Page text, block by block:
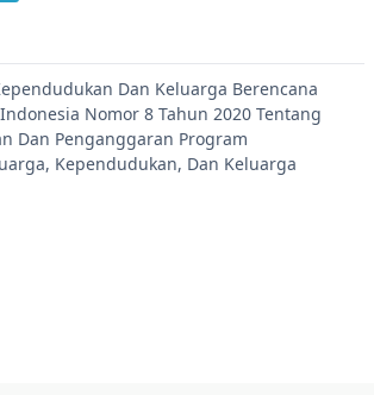
Dan Keluarga Berencana
Nomor 8 Tahun 2020 Tentang
Dan Penganggaran Program
Kependudukan, Dan Keluarga